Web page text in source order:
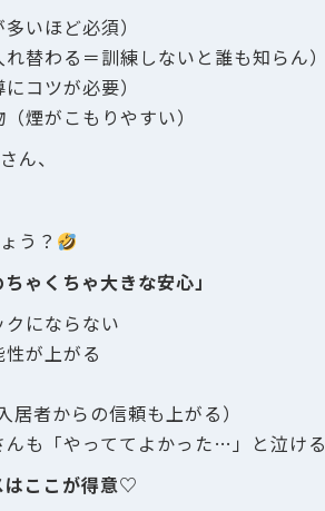
いほど必須）
替わる＝訓練しないと誰も知らん）
コツが必要）
煙がこもりやすい）
ん、
う？
ゃくちゃ大きな安心」
にならない
が上がる
者からの信頼も上がる）
も「やっててよかった…」と泣ける
ここが得意♡